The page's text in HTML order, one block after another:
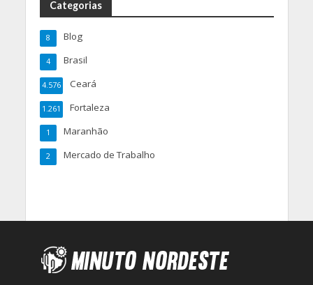
Categorias
Blog
8
Brasil
4
Ceará
4.576
Fortaleza
1.261
Maranhão
1
Mercado de Trabalho
2